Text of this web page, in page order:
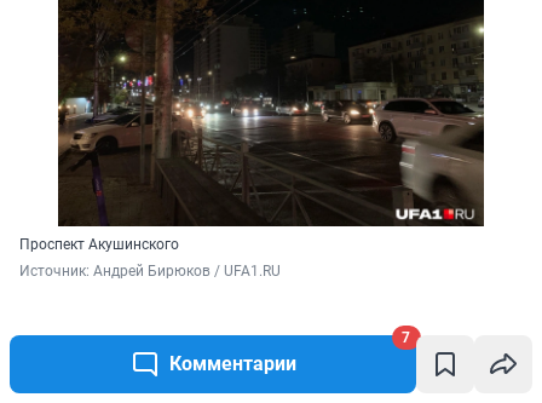
Комментарии
7
Проспект Акушинского
Источник: Андрей Бирюков / UFA1.RU
При этом некоторые районы центра находятся на